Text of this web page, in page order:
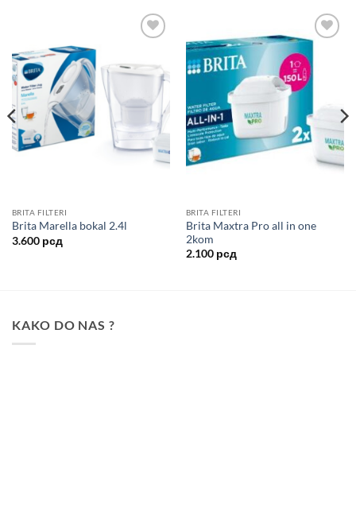
BRITA FILTERI
Brita Marella bokal 2.4l
3.600 рсд
wishlist
BRITA FILTERI
Brita Maxtra Pro all in one
2kom
2.100 рсд
KAKO DO NAS ?